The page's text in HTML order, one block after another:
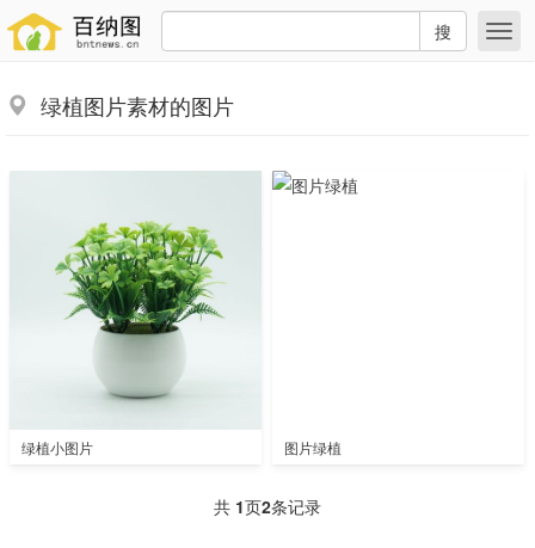
搜
绿植图片素材的图片
绿植小图片 图片绿植
共 1页2条记录